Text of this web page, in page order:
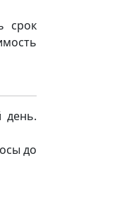
срок
день.
до